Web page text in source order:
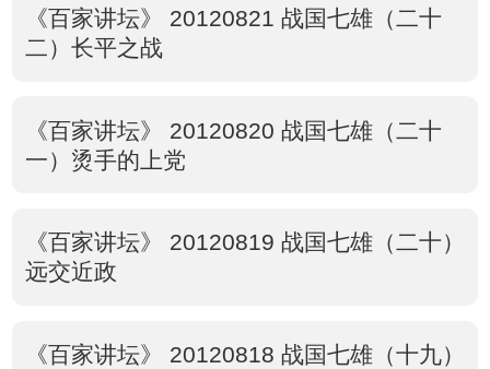
《百家讲坛》 20120821 战国七雄（二十
二）长平之战
《百家讲坛》 20120820 战国七雄（二十
一）烫手的上党
《百家讲坛》 20120819 战国七雄（二十）
远交近政
《百家讲坛》 20120818 战国七雄（十九）